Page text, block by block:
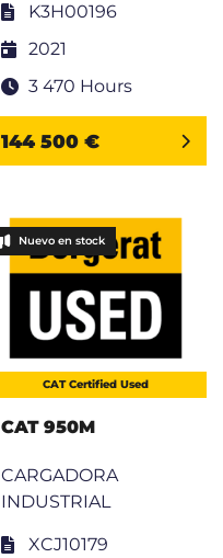
K3H00196
2021
3 470 Hours
144 500 €
Nuevo en stock
CAT Certified Used
CAT 950M
CARGADORA
INDUSTRIAL
XCJ10179